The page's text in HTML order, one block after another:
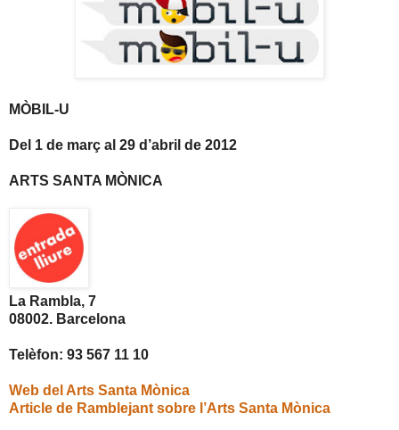
MÒBIL-U
Del 1 de març al 29 d’abril de 2012
ARTS SANTA MÒNICA
La Rambla, 7
08002. Barcelona
Telèfon: 93 567 11 10
Web del Arts Santa Mònica
Article de Ramblejant sobre l’Arts Santa Mònica